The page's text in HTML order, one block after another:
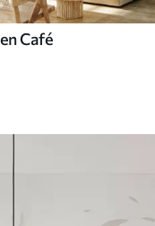
en Café